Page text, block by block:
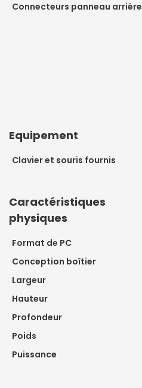
Connecteurs panneau arrière
Equipement
Clavier et souris fournis
Caractéristiques
physiques
Format de PC
Conception boîtier
Largeur
Hauteur
Profondeur
Poids
Puissance